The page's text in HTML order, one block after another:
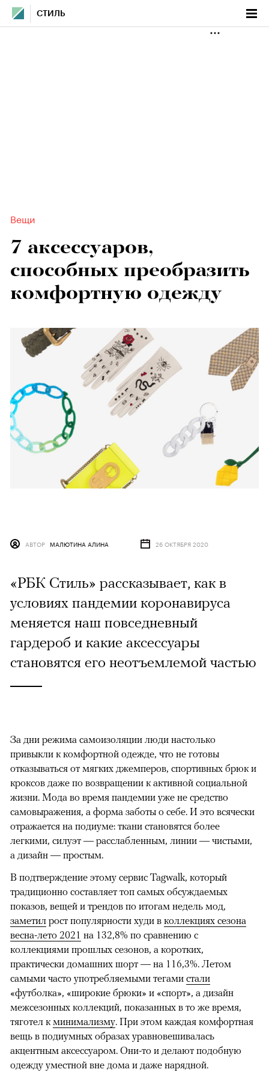
СТИЛЬ
Вещи
7 аксессуаров,
способных преобразить
комфортную одежду
АВТОР МАЛЮТИНА АЛИНА 26 ОКТЯБРЯ 2020
«РБК Стиль» рассказывает, как в
условиях пандемии коронавируса
меняется наш повседневный
гардероб и какие аксессуары
становятся его неотъемлемой частью
За дни режима самоизоляции люди настолько
привыкли к комфортной одежде, что не готовы
отказываться от мягких джемперов, спортивных брюк и
кроксов даже по возвращении к активной социальной
жизни. Мода во время пандемии уже не средство
самовыражения, а форма заботы о себе. И это всячески
отражается на подиуме: ткани становятся более
легкими, силуэт — расслабленным, линии — чистыми,
а дизайн — простым.
В подтверждение этому сервис Tagwalk, который
традиционно составляет топ самых обсуждаемых
показов, вещей и трендов по итогам недель мод,
заметил рост популярности худи в коллекциях сезона
весна-лето 2021 на 132,8% по сравнению с
коллекциями прошлых сезонов, а коротких,
практически домашних шорт — на 116,3%. Летом
самыми часто употребляемыми тегами стали
«футболка», «широкие брюки» и «спорт», а дизайн
межсезонных коллекций, показанных в то же время,
тяготел к минимализму. При этом каждая комфортная
вещь в подиумных образах уравновешивалась
акцентным аксессуаром. Они-то и делают подобную
одежду уместной вне дома и даже нарядной.